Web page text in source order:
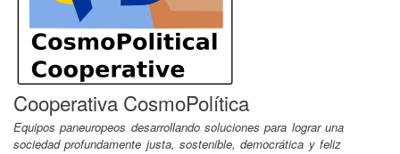
Cooperativa CosmoPolítica
Equipos paneuropeos desarrollando soluciones para lograr una
sociedad profundamente justa, sostenible, democrática y feliz